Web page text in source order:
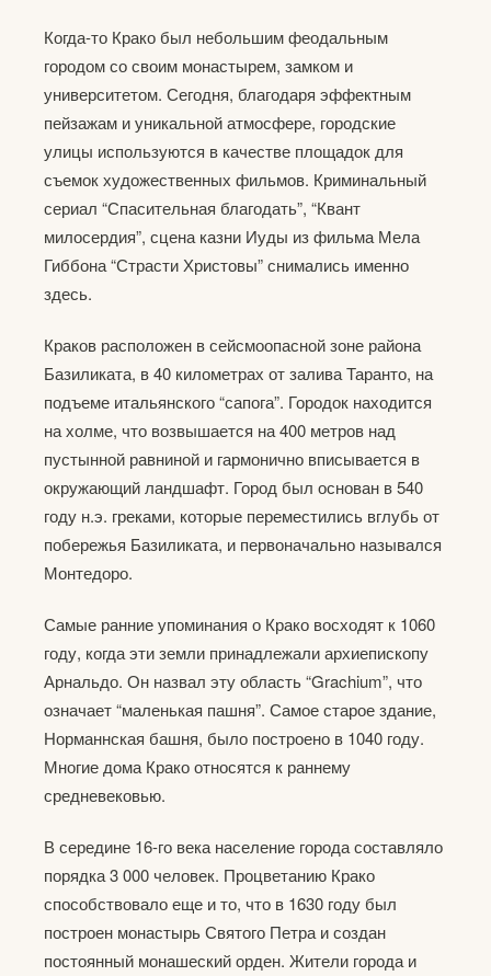
Когда-то Крако был небольшим феодальным
городом со своим монастырем, замком и
университетом. Сегодня, благодаря эффектным
пейзажам и уникальной атмосфере, городские
улицы используются в качестве площадок для
съемок художественных фильмов. Криминальный
сериал “Спасительная благодать”, “Квант
милосердия”, сцена казни Иуды из фильма Мела
Гиббона “Страсти Христовы” снимались именно
здесь.
Краков расположен в сейсмоопасной зоне района
Базиликата, в 40 километрах от залива Таранто, на
подъеме итальянского “сапога”. Городок находится
на холме, что возвышается на 400 метров над
пустынной равниной и гармонично вписывается в
окружающий ландшафт. Город был основан в 540
году н.э. греками, которые переместились вглубь от
побережья Базиликата, и первоначально назывался
Монтедоро.
Самые ранние упоминания о Крако восходят к 1060
году, когда эти земли принадлежали архиепископу
Арнальдо. Он назвал эту область “Grachium”, что
означает “маленькая пашня”. Самое старое здание,
Норманнская башня, было построено в 1040 году.
Многие дома Крако относятся к раннему
средневековью.
В середине 16-го века население города составляло
порядка 3 000 человек. Процветанию Крако
способствовало еще и то, что в 1630 году был
построен монастырь Святого Петра и создан
постоянный монашеский орден. Жители города и